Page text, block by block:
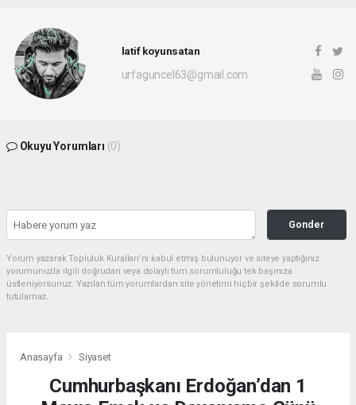
latif koyunsatan
urfaguncel63@gmail.com
Okuyu Yorumları (0)
Gonder
Yorum yazarak Topluluk Kuralları’nı kabul etmiş bulunuyor ve siteye yaptığınız
yorumunuzla ilgili doğrudan veya dolaylı tüm sorumluluğu tek başınıza
üstleniyorsunuz. Yazılan tüm yorumlardan site yönetimi hiçbir şekilde sorumlu
tutulamaz.
Anasayfa Siyaset
Cumhurbaşkanı Erdoğan’dan 1